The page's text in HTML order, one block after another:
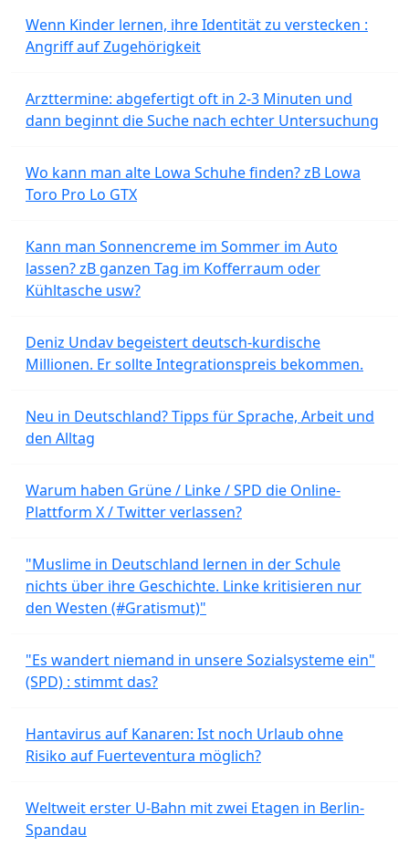
Wenn Kinder lernen, ihre Identität zu verstecken :
Angriff auf Zugehörigkeit
Arzttermine: abgefertigt oft in 2-3 Minuten und
dann beginnt die Suche nach echter Untersuchung
Wo kann man alte Lowa Schuhe finden? zB Lowa
Toro Pro Lo GTX
Kann man Sonnencreme im Sommer im Auto
lassen? zB ganzen Tag im Kofferraum oder
Kühltasche usw?
Deniz Undav begeistert deutsch-kurdische
Millionen. Er sollte Integrationspreis bekommen.
Neu in Deutschland? Tipps für Sprache, Arbeit und
den Alltag
Warum haben Grüne / Linke / SPD die Online-
Plattform X / Twitter verlassen?
"Muslime in Deutschland lernen in der Schule
nichts über ihre Geschichte. Linke kritisieren nur
den Westen (#Gratismut)"
"Es wandert niemand in unsere Sozialsysteme ein"
(SPD) : stimmt das?
Hantavirus auf Kanaren: Ist noch Urlaub ohne
Risiko auf Fuerteventura möglich?
Weltweit erster U-Bahn mit zwei Etagen in Berlin-
Spandau